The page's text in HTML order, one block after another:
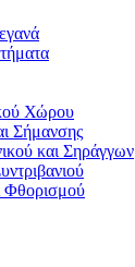
Χώρου
Σήμανσης
και Σηράγγων
Φθορισμού